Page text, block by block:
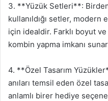
3. **Yüzük Setleri**:
kullanıldığı setler,
için idealdir. Farklı boyut
kombin yapma imkanı
4. **Özel Tasarım
anıları temsil eden özel
anlamlı birer hediye